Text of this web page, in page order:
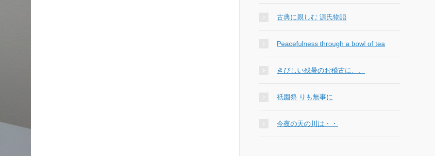
古典に親しむ 源氏物語
Peacefulness through a bowl of tea
きびしい残暑のお稽古に、、
祇園祭 りも無事に
今夜の天の川は・・